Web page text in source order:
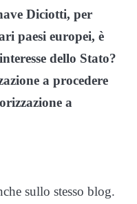
Diciotti, per
paesi europei, è
dello Stato?
a procedere
a
sullo stesso blog.